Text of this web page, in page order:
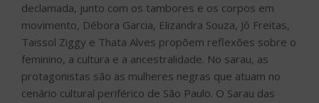
declamada, junto com os tambores e os corpos em
movimento, Débora Garcia, Elizandra Souza, Jô Freitas,
Taissol Ziggy e Thata Alves propõem reflexões sobre o
feminino, a cultura e a ancestralidade. No sarau, as
protagonistas são as mulheres negras que atuam no
cenário cultural periférico de São Paulo. O Sarau das